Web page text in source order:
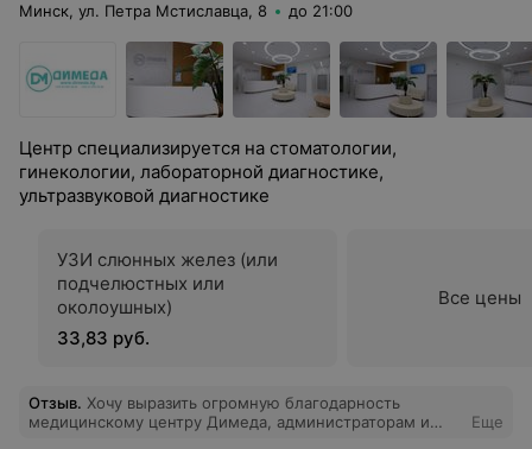
Минск, ул. Петра Мстиславца, 8 до 21:00
Центр специализируется на стоматологии,
гинекологии, лабораторной диагностике,
ультразвуковой диагностике
УЗИ слюнных желез (или
подчелюстных или
околоушных)
33,83 руб.
Все цены
Отзыв. Хочу выразить огромную благодарность
медицинскому центру Димеда, администраторам и
Еще